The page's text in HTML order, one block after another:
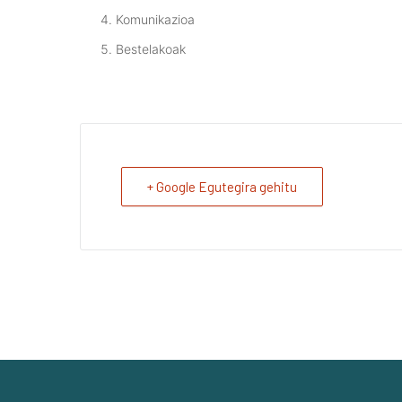
Komunikazioa
Bestelakoak
+ Google Egutegira gehitu